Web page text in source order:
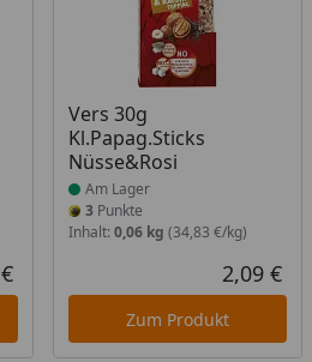
Aktueller Preis
Vers 30g
Kl.Papag.Sticks
Nüsse&Rosi
Produkt am Lager
Am Lager
3Punkte
Inhalt: 0,06 kg (34,83 €/kg)
2,09 €
Zum Produkt